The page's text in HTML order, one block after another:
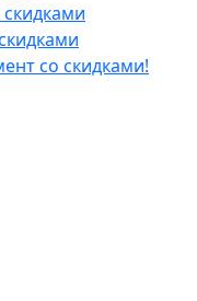
со скидками!